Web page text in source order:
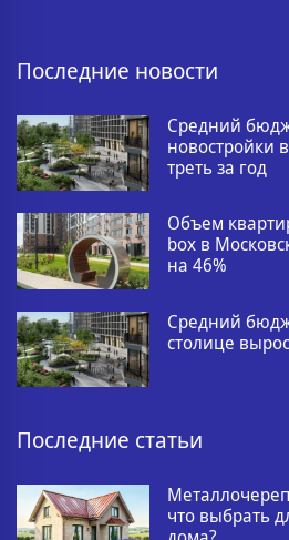
Последние новости
Средний
новостройки
треть за год
Объем
box в
на 46%
Средний
столице
Последние статьи
что выбрать